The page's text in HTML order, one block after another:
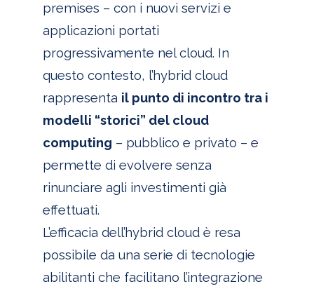
premises – con i nuovi servizi e
applicazioni portati
progressivamente nel cloud. In
questo contesto, l’hybrid cloud
rappresenta il punto di incontro tra i
modelli “storici” del cloud
computing – pubblico e privato – e
permette di evolvere senza
rinunciare agli investimenti già
effettuati.
L’efficacia dell’hybrid cloud è resa
possibile da una serie di tecnologie
abilitanti che facilitano l’integrazione